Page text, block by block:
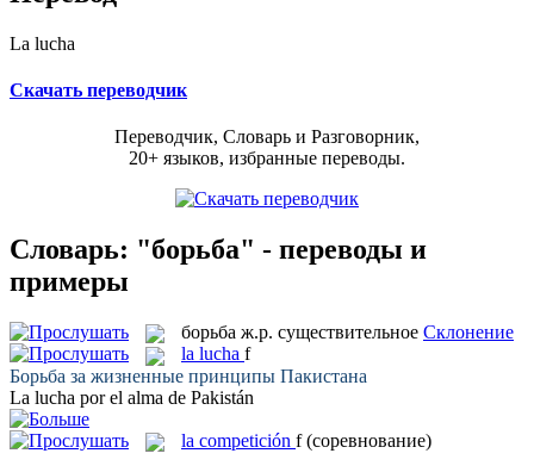
La lucha
Скачать переводчик
Переводчик, Словарь и Разговорник,
20+ языков, избранные переводы.
Словарь: "борьба" - переводы и
примеры
борьба ж.р. существительное Склонение
la lucha f
Борьба за жизненные принципы Пакистана
La lucha por el alma de Pakistán
la competición f (соревнование)